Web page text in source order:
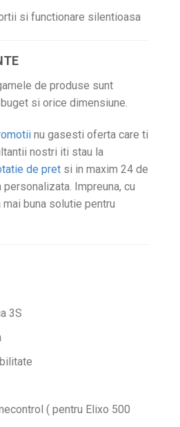
si functionare silentioasa
de produse sunt
si orice dimensiune.
nu gasesti oferta care ti
nostri iti stau la
de pret si in maxim 24 de
Impreuna, cu
buna solutie pentru
3S
( pentru Elixo 500